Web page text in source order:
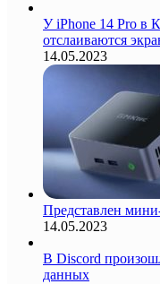
У iPhone 14 Pro в
отслаиваются
14.05.2023
Представлен
14.05.2023
В Discord
данных